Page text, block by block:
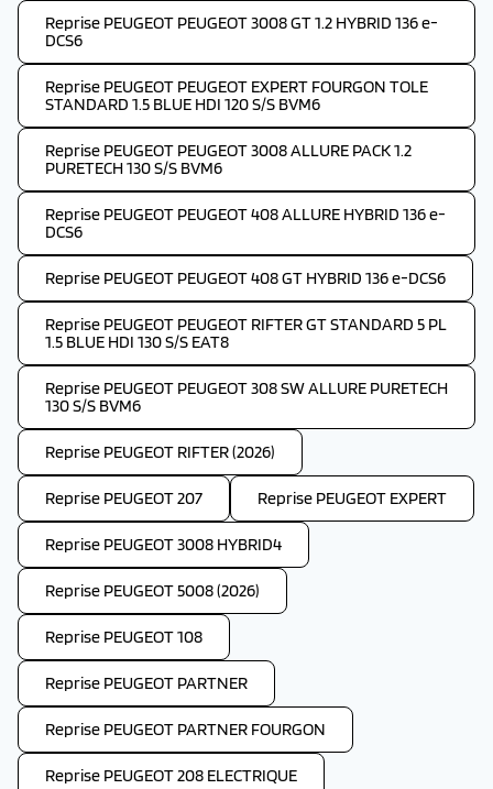
Reprise PEUGEOT PEUGEOT 3008 GT 1.2 HYBRID 136 e-
DCS6
Reprise PEUGEOT PEUGEOT EXPERT FOURGON TOLE
STANDARD 1.5 BLUE HDI 120 S/S BVM6
Reprise PEUGEOT PEUGEOT 3008 ALLURE PACK 1.2
PURETECH 130 S/S BVM6
Reprise PEUGEOT PEUGEOT 408 ALLURE HYBRID 136 e-
DCS6
Reprise PEUGEOT PEUGEOT 408 GT HYBRID 136 e-DCS6
Reprise PEUGEOT PEUGEOT RIFTER GT STANDARD 5 PL
1.5 BLUE HDI 130 S/S EAT8
Reprise PEUGEOT PEUGEOT 308 SW ALLURE PURETECH
130 S/S BVM6
Reprise PEUGEOT RIFTER (2026)
Reprise PEUGEOT 207 Reprise PEUGEOT EXPERT
Reprise PEUGEOT 3008 HYBRID4
Reprise PEUGEOT 5008 (2026)
Reprise PEUGEOT 108
Reprise PEUGEOT PARTNER
Reprise PEUGEOT PARTNER FOURGON
Reprise PEUGEOT 208 ELECTRIQUE